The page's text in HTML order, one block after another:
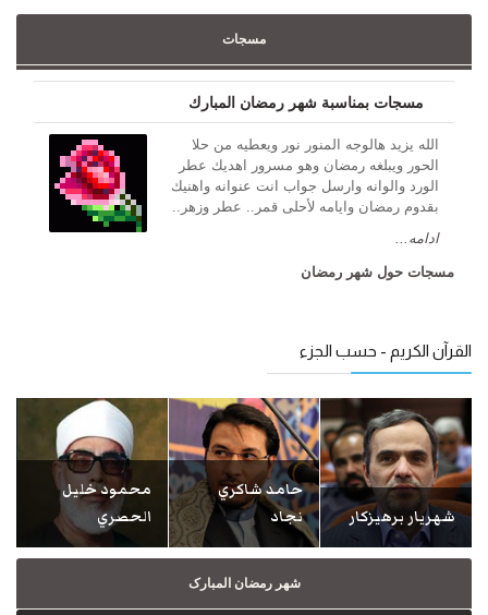
مسجات
مسجات بمناسبة شهر رمضان المبارك
الله يزيد هالوجه المنور نور ويعطيه من حلا
الحور ويبلغه رمضان وهو مسرور اهديك عطر
الورد والوانه وارسل جواب انت عنوانه واهنيك
بقدوم رمضان وايامه لأحلى قمر.. عطر وزهر..
ادامه...
مسجات حول شهر رمضان
القرآن الكريم - حسب الجزء
شهريار برهيزكار
حامد شاكري
نجاد
محمود خليل
الحصري
شهر رمضان المبارک